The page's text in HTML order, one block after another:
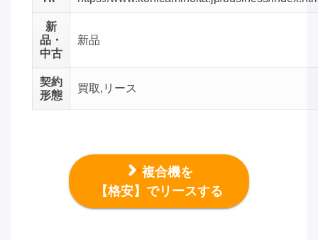
新
品・
中古
新品
契約
形態
買取,リース
複合機を
【格安】でリースする